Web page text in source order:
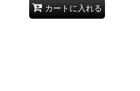
カートに入れる